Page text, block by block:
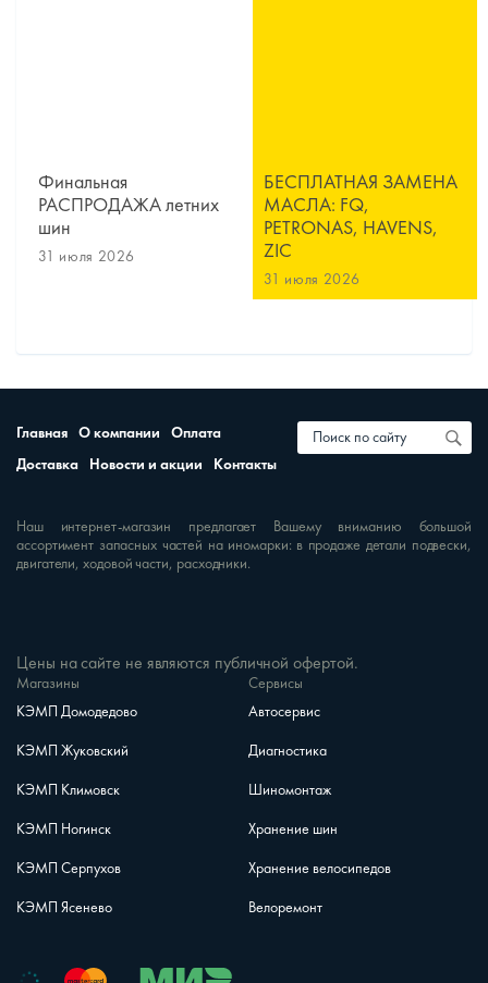
Финальная
РАСПРОДАЖА летних
шин
31 июля 2026
БЕСПЛАТНАЯ ЗАМЕНА
МАСЛА: FQ,
PETRONAS, HAVENS,
ZIC
31 июля 2026
Главная О компании
Оплата
Доставка
Новости и акции Контакты
Магазины
КЭМП Домодедово
КЭМП Жуковский
КЭМП Климовск
КЭМП Ногинск
КЭМП Серпухов
КЭМП Ясенево
Сервисы
Автосервис
Диагностика
Шиномонтаж
Хранение шин
Хранение велосипедов
Велоремонт
Наш интернет-магазин предлагает Вашему вниманию большой
ассортимент запасных частей на иномарки: в продаже детали подвески,
двигатели, ходовой части, расходники.
Цены на сайте не являются публичной офертой.